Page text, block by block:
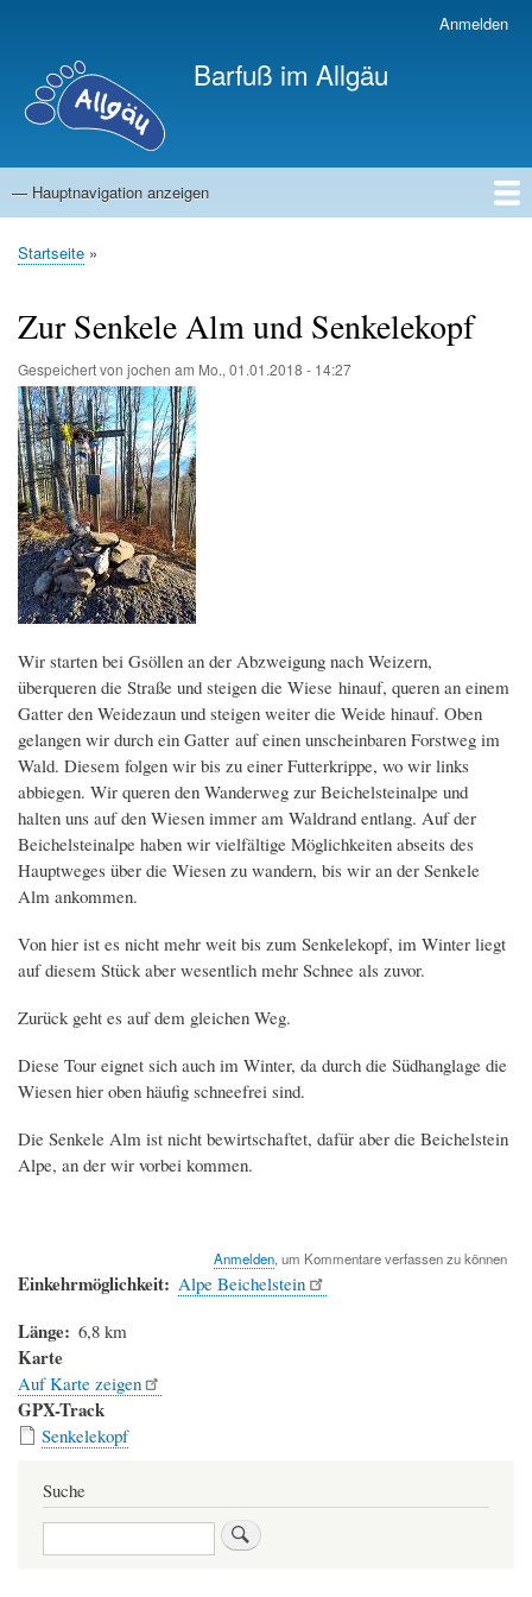
Inhalt
Anmelden
Barfuß im Allgäu
Hauptnavigation
— Hauptnavigation anzeigen
Startseite
Touren
Winter
Dies&Das
Pfadnavigation
Startseite
Zur Senkele Alm und Senkelekopf
Gespeichert von jochen am Mo., 01.01.2018 - 14:27
Wir starten bei Gsöllen an der Abzweigung nach Weizern,
überqueren die Straße und steigen die Wiese hinauf, queren an einem
Gatter den Weidezaun und steigen weiter die Weide hinauf. Oben
gelangen wir durch ein Gatter auf einen unscheinbaren Forstweg im
Wald. Diesem folgen wir bis zu einer Futterkrippe, wo wir links
abbiegen. Wir queren den Wanderweg zur Beichelsteinalpe und
halten uns auf den Wiesen immer am Waldrand entlang. Auf der
Beichelsteinalpe haben wir vielfältige Möglichkeiten abseits des
Hauptweges über die Wiesen zu wandern, bis wir an der Senkele
Alm ankommen.
Von hier ist es nicht mehr weit bis zum Senkelekopf, im Winter liegt
auf diesem Stück aber wesentlich mehr Schnee als zuvor.
Zurück geht es auf dem gleichen Weg.
Diese Tour eignet sich auch im Winter, da durch die Südhanglage die
Wiesen hier oben häufig schneefrei sind.
Die Senkele Alm ist nicht bewirtschaftet, dafür aber die Beichelstein
Alpe, an der wir vorbei kommen.
Anmelden, um Kommentare verfassen zu können
Einkehrmöglichkeit Alpe Beichelstein
Länge 6,8 km
Karte
Auf Karte zeigen
GPX-Track
Senkelekopf
Suche
Suche